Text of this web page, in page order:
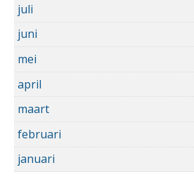
juli
juni
mei
april
maart
februari
januari